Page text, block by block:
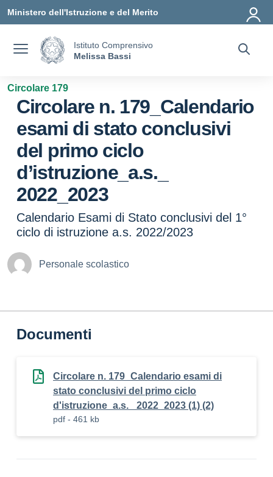
Ministero dell'Istruzione e del Merito
Istituto Comprensivo
Melissa Bassi
Circolare 179
Circolare n. 179_Calendario
esami di stato conclusivi
del primo ciclo
d’istruzione_a.s._
2022_2023
Calendario Esami di Stato conclusivi del 1°
ciclo di istruzione a.s. 2022/2023
Personale scolastico
Documenti
Circolare n. 179_Calendario esami di
stato conclusivi del primo ciclo
d'istruzione_a.s._ 2022_2023 (1) (2)
pdf - 461 kb